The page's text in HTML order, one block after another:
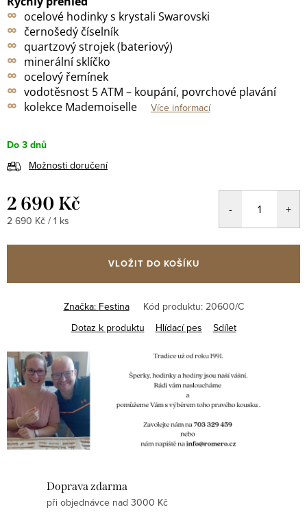
∞ ocelové hodinky s krystali Swarovski
∞ černošedý číselník
∞ quartzový strojek (bateriový)
∞ minerální sklíčko
∞ ocelový řemínek
∞ vodotěsnost 5 ATM – koupání, povrchové plavání
∞ kolekce Mademoiselle Více informací
Do 3 dnů
Možnosti doručení
2 690 Kč
Měrná
2 690 Kč / 1 ks
VLOŽIT DO KOŠÍKU
Značka: Festina Kód produktu: 20600/C
Dotaz k produktu
Hlídací pes Sdílet
Doprava zdarma
při objednávce nad 3000 Kč